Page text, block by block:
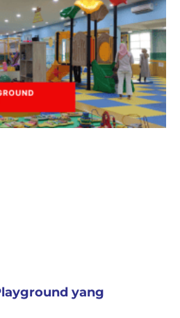
yang